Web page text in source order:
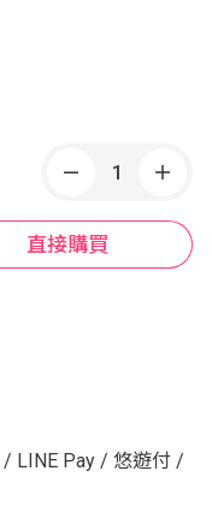
直接購買
/ LINE Pay / 悠遊付 /